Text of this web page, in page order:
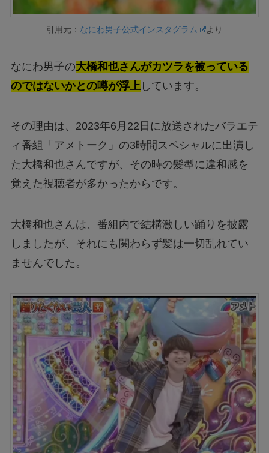
引用元： なにわ男子公式インスタグラム より
なにわ男子の大橋和也さんがカツラを被っている
のではないかとの噂が浮上 しています。
その理由は、2023年6月22日に放送されたバラエテ
ィ番組「アメトーク」の3時間スペシャルに出演し
た大橋和也さんですが、その時の髪型に違和感を
覚えた視聴者が多かったからです。
大橋和也さんは、番組内で結構激しい踊りを披露
しましたが、それにも関わらず髪は一切乱れてい
ませんでした。